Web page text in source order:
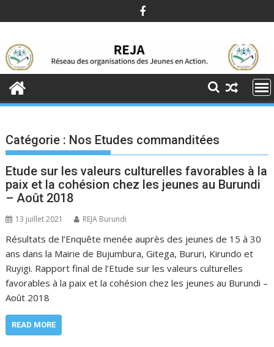
to
Catégorie : Nos Etudes commanditées
Etude sur les valeurs culturelles favorables à la
paix et la cohésion chez les jeunes au Burundi
– Août 2018
13 juillet 2021 REJA Burundi
Résultats de l’Enquête menée auprès des jeunes de 15 à 30
ans dans la Mairie de Bujumbura, Gitega, Bururi, Kirundo et
Ruyigi. Rapport final de l’Etude sur les valeurs culturelles
favorables à la paix et la cohésion chez les jeunes au Burundi –
Août 2018
READ MORE